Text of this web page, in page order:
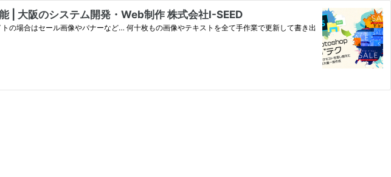
| 大阪のシステム開発・Web制作 株式会社I-SEED
の場合はセール画像やバナーなど… 何十枚もの画像やテキストを全て手作業で更新して書き出